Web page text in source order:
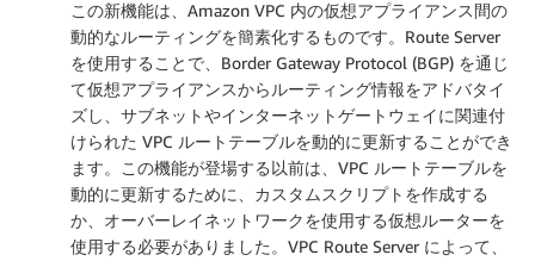
この新機能は、Amazon VPC 内の仮想アプライアンス間の
動的なルーティングを簡素化するものです。Route Server
を使用することで、Border Gateway Protocol (BGP) を通じ
て仮想アプライアンスからルーティング情報をアドバタイ
ズし、サブネットやインターネットゲートウェイに関連付
けられた VPC ルートテーブルを動的に更新することができ
ます。この機能が登場する以前は、VPC ルートテーブルを
動的に更新するために、カスタムスクリプトを作成する
か、オーバーレイネットワークを使用する仮想ルーターを
使用する必要がありました。VPC Route Server によって、